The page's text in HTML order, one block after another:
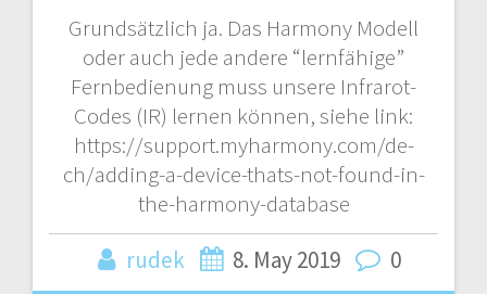
Grundsätzlich ja. Das Harmony Modell
oder auch jede andere “lernfähige”
Fernbedienung muss unsere Infrarot-
Codes (IR) lernen können, siehe link:
https://support.myharmony.com/de-
ch/adding-a-device-thats-not-found-in-
the-harmony-database
rudek
8. May 2019 0